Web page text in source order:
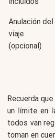
Anulación del
viaje
(opcional)
Recuerda
un límite en
todos van
toman en